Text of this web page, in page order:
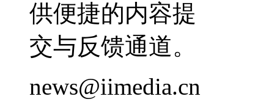
供便捷的内容提
交与反馈通道。
news@iimedia.cn